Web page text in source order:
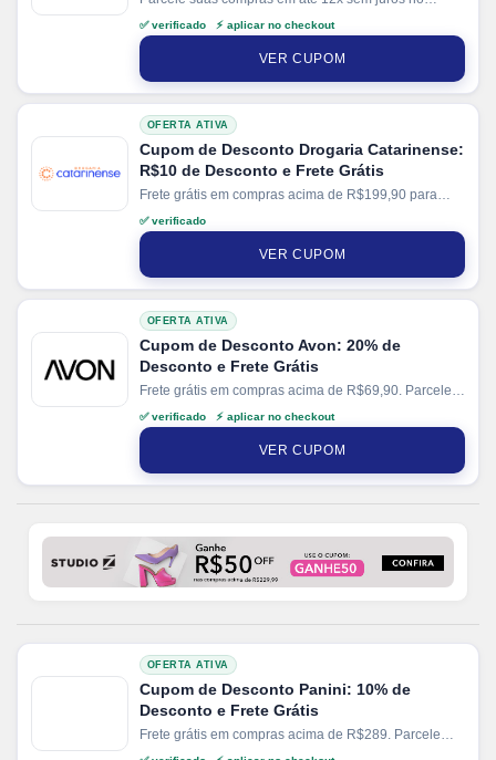
cartão. Ganhe + 15% de desconto em pagamentos
via PIX.
✅ verificado ⚡ aplicar no checkout
VER CUPOM
OFERTA ATIVA
Cupom de Desconto Drogaria Catarinense:
R$10 de Desconto e Frete Grátis
Frete grátis em compras acima de R$199,90 para
região Sul. Parcele suas compras em até 6x sem
juros no cartão.
✅ verificado
VER CUPOM
OFERTA ATIVA
Cupom de Desconto Avon: 20% de
Desconto e Frete Grátis
Frete grátis em compras acima de R$69,90. Parcele
suas compras em até 6x sem juros no cartão.
✅ verificado ⚡ aplicar no checkout
VER CUPOM
OFERTA ATIVA
Cupom de Desconto Panini: 10% de
Desconto e Frete Grátis
Frete grátis em compras acima de R$289. Parcele
suas compras em até 12x sem juros no cartão